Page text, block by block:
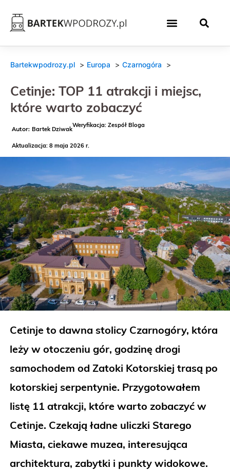
Bartekwpodrozy.pl Europa Czarnogóra
Cetinje: TOP 11 atrakcji i miejsc,
które warto zobaczyć
Bartek Dziwak
Weryfikacja: Zespół Bloga
Aktualizacja: 8 maja 2026 r.
Cetinje to dawna stolicy Czarnogóry, która
leży w otoczeniu gór, godzinę drogi
samochodem od Zatoki Kotorskiej trasą po
kotorskiej serpentynie. Przygotowałem
listę 11 atrakcji, które warto zobaczyć w
Cetinje. Czekają ładne uliczki Starego
Miasta, ciekawe muzea, interesująca
architektura, zabytki i punkty widokowe.